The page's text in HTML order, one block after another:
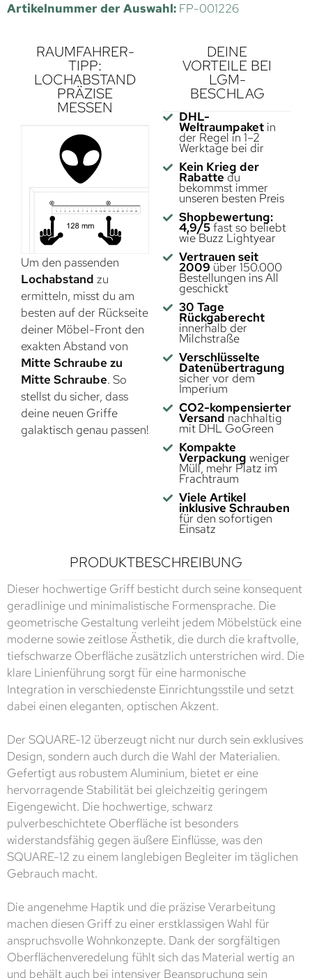
Artikelnummer der Auswahl: FP-001226
RAUMFAHRER-
TIPP:
LOCHABSTAND
PRÄZISE
MESSEN
Um den passenden
Lochabstand zu
ermitteln, misst du am
besten auf der Rückseite
deiner Möbel-Front den
exakten Abstand von
Mitte Schraube zu
Mitte Schraube. So
stellst du sicher, dass
deine neuen Griffe
galaktisch genau passen!
DEINE
VORTEILE BEI
LGM-
BESCHLAG
DHL-
Weltraumpaketin
der Regel in 1–2
Werktage bei dir
Kein Krieg der
Rabatte du
bekommst immer
unseren besten Preis
Shopbewertung:
4,9/5fast so beliebt
wie Buzz Lightyear
Vertrauen seit
2009 über 150.000
Bestellungen ins All
geschickt
30 Tage
Rückgaberecht
innerhalb der
Milchstraße
Verschlüsselte
Datenübertragung
sicher vor dem
Imperium
CO2-kompensierter
Versand nachhaltig
mit DHL GoGreen
Kompakte
Verpackung weniger
Müll, mehr Platz im
Frachtraum
Viele Artikel
inklusive Schrauben
für den sofortigen
Einsatz
PRODUKTBESCHREIBUNG
Dieser hochwertige Griff besticht durch seine konsequent
geradlinige und minimalistische Formensprache. Die
geometrische Gestaltung verleiht jedem Möbelstück eine
moderne sowie zeitlose Ästhetik, die durch die kraftvolle,
tiefschwarze Oberfläche zusätzlich unterstrichen wird. Die
klare Linienführung sorgt für eine harmonische
Integration in verschiedenste Einrichtungsstile und setzt
dabei einen eleganten, optischen Akzent.
Der SQUARE-12 überzeugt nicht nur durch sein exklusives
Design, sondern auch durch die Wahl der Materialien.
Gefertigt aus robustem Aluminium, bietet er eine
hervorragende Stabilität bei gleichzeitig geringem
Eigengewicht. Die hochwertige, schwarz
pulverbeschichtete Oberfläche ist besonders
widerstandsfähig gegen äußere Einflüsse, was den
SQUARE-12 zu einem langlebigen Begleiter im täglichen
Gebrauch macht.
Die angenehme Haptik und die präzise Verarbeitung
machen diesen Griff zu einer erstklassigen Wahl für
anspruchsvolle Wohnkonzepte. Dank der sorgfältigen
Oberflächenveredelung fühlt sich das Material wertig an
und behält auch bei intensiver Beanspruchung sein